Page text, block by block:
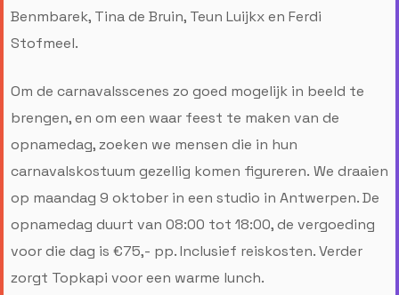
Benmbarek, Tina de Bruin, Teun Luijkx en Ferdi
Stofmeel.
Om de carnavalsscenes zo goed mogelijk in beeld te
brengen, en om een waar feest te maken van de
opnamedag, zoeken we mensen die in hun
carnavalskostuum gezellig komen figureren. We draaien
op maandag 9 oktober in een studio in Antwerpen. De
opnamedag duurt van 08:00 tot 18:00, de vergoeding
voor die dag is €75,- pp. Inclusief reiskosten. Verder
zorgt Topkapi voor een warme lunch.